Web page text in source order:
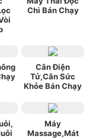
Chì Bán Chạy
Cân Điện
Tử,Cân Sức
Khỏe Bán Chạy
Máy
Massage,Mát